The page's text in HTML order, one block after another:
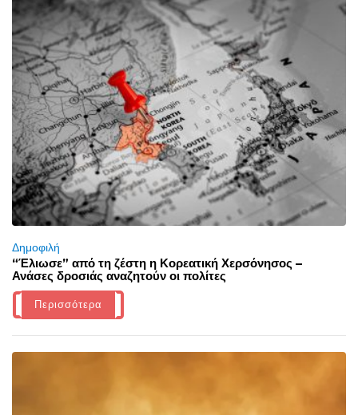
Δημοφιλή
“Έλιωσε” από τη ζέστη η Κορεατική Χερσόνησος –
Ανάσες δροσιάς αναζητούν οι πολίτες
Περισσότερα